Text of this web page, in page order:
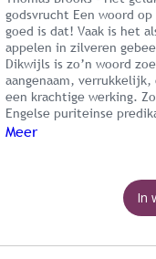
godsvrucht Een woord
goed is dat! Vaak is het
appelen in zilveren
Dikwijls is zo’n woord
aangenaam,
een krachtige werking.
Engelse puriteinse
Meer
In